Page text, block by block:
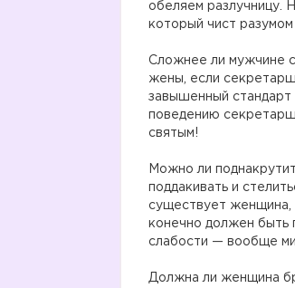
обеляем разлучницу.
который чист
Сложнее ли мужчине
жены, если
завышенный
поведению
святым!
Можно ли
поддакивать и
существует
конечно должен быть
слабости — вообще
Должна ли женщина